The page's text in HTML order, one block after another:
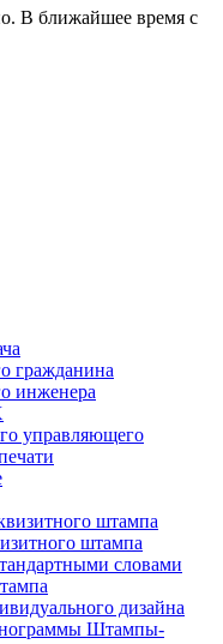
В ближайшее время с
гражданина
инженера
управляющего
штампа
штампа
словами
дизайна
Штампы-